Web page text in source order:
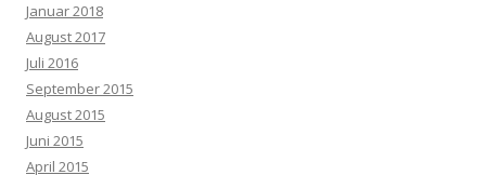
Januar 2018
August 2017
Juli 2016
September 2015
August 2015
Juni 2015
April 2015